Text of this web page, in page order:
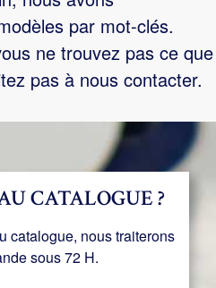
par mot-clés.
ne trouvez pas ce que
pas à nous contacter.
CATALOGUE ?
catalogue, nous traiterons
sous 72 H.